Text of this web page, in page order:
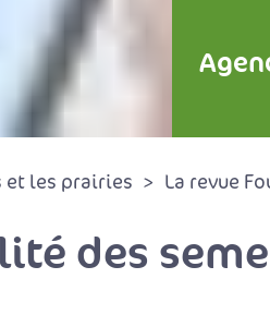
et les prairies La revue
des